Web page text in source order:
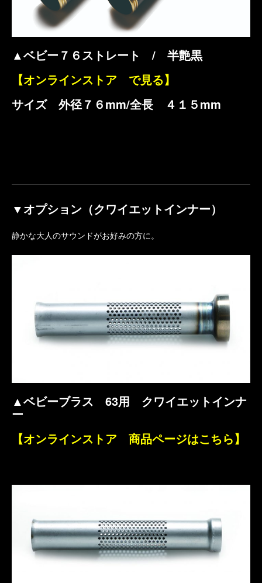
▲ベビー７６ストレート / 半艶黒
【オンラインストア で見る】
サイズ 外径７６mm/全長 ４１５mm
▼オプション（クワイエットインナー）
静かな大人のサウンドがお好みの方に。
▲ベビーブラス 63用 クワイエットインナ
ー
【オンラインストア 商品ページはこちら】